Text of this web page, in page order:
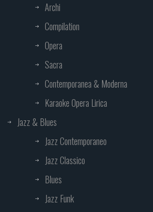
Archi
Compilation
Opera
Sacra
Contemporanea & Moderna
Karaoke Opera Lirica
Jazz & Blues
Jazz Contemporaneo
Jazz Classico
Blues
Jazz Funk